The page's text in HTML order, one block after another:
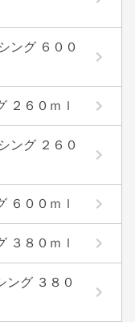
ング ６００
２６０ｍｌ
ング ２６０
６００ｍｌ
３８０ｍｌ
ング ３８０